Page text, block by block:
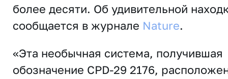
более десяти. Об удивительной
сообщается в журнале Nature.
«Эта необычная система, получившая
обозначение CPD-29 2176,